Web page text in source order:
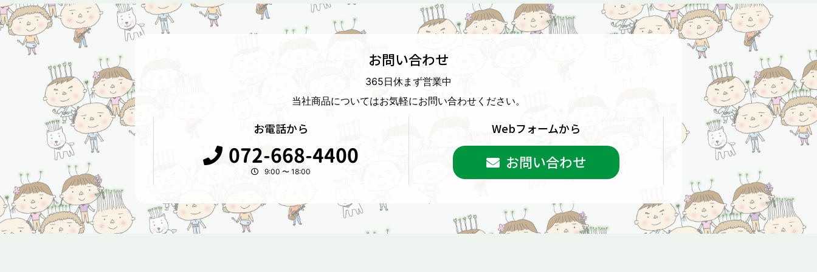
お問い合わせ
365日休まず営業中
当社商品についてはお気軽にお問い合わせください。
お電話から
072-668-4400
9:00 〜 18:00
Webフォームから
お問い合わせ